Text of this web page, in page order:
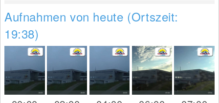
Aufnahmen von heute (Ortszeit:
19:38)